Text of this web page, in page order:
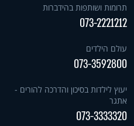
תרומות ושותפות בהידברות
073-2221212
עולם הילדים
073-3592800
יעוץ לילדות בסיכון והדרכה להורים -
אתגר
073-3333320